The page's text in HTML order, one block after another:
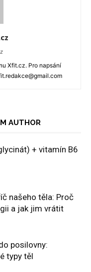
Xfit.cz. Pro napsání
AUTHOR
+ vitamín B6
našeho těla: Proč
a jak jim vrátit
posilovny:
typy těl